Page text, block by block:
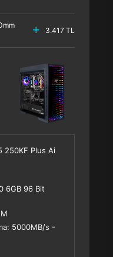
3.417 TL
250KF Plus Ai
6GB 96 Bit
5000MB/s -